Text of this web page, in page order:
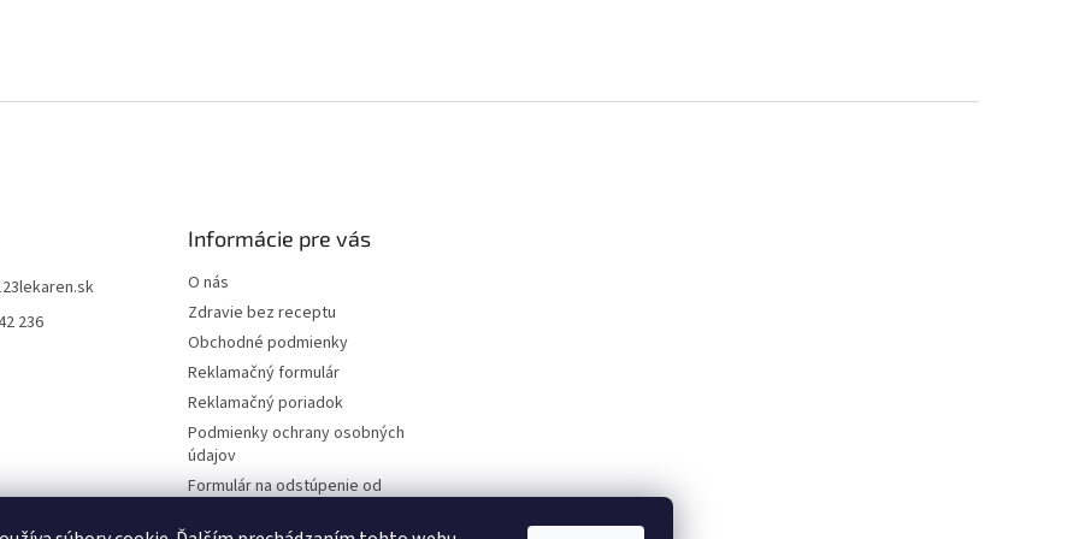
236
Informácie pre vás
O nás
Zdravie bez receptu
Obchodné podmienky
Reklamačný formulár
Reklamačný poriadok
Podmienky ochrany osobných
údajov
Formulár na odstúpenie od